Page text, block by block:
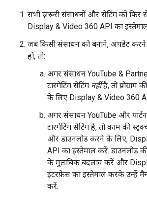
सभी ज़रूरी संसाधनों और सेटिंग को फिर
Display & Video 360 API का
जब किसी संसाधन को बनाने, अपडेट करने
हो, तो:
अगर संसाधन YouTube &
टारगेटिंग सेटिंग नहींहै, तो प्रोग्राम
के लिए Display & Video 360
अगर संसाधन YouTube और
टारगेटिंग सेटिंग है, तो काम की
और डाउनलोड करने के लिए,
API का इस्तेमाल करें. डाउनलोड
के मुताबिक बदलाव करें और
इंटरफ़ेस का इस्तेमाल करके उन्हें
करें.